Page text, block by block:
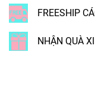
FREESHIP
NHẬN QUÀ